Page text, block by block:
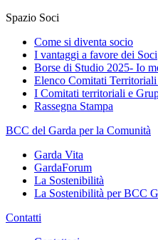
Spazio Soci
Come si diventa socio
I vantaggi a favore dei Soci
Borse di Studio 2025- Io
Elenco Comitati
I Comitati territoriali e
Rassegna Stampa
BCC del Garda per la Comunità
Garda Vita
GardaForum
La Sostenibilità
La Sostenibilità per BCC
Contatti